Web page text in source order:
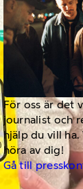
För oss är det
journalist och
hjälp du vill
höra av dig!
Gå till